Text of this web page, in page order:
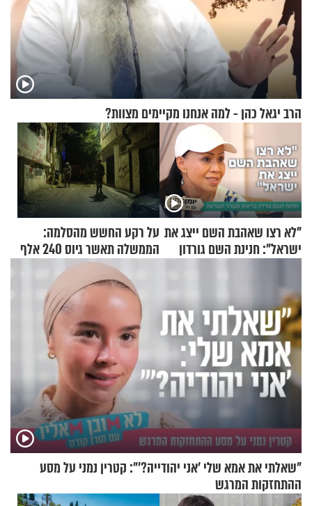
הרב יגאל כהן - למה אנחנו מקיימים מצוות?
"לא רצו שאהבת השם ייצג את
ישראל": חנינת השם גורדון
על רקע החשש מהסלמה:
הממשלה תאשר גיוס 240 אלף
אנשי מילואים
"שאלתי את אמא שלי 'אני יהודייה?'": קטרין נמני על מסע
ההתחזקות המרגש